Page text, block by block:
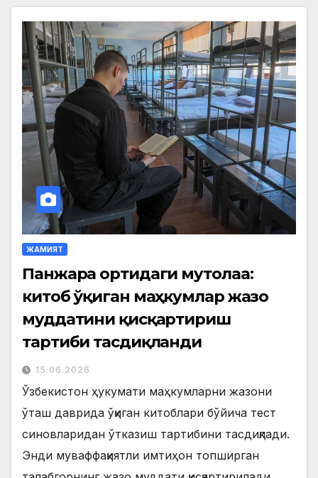
ЖАМИЯТ
Панжара ортидаги мутолаа:
китоб ўқиган маҳкумлар жазо
муддатини қисқартириш
тартиби тасдиқланди
15.06.2026
Ўзбекистон ҳукумати маҳкумларни жазони
ўташ даврида ўқиган китоблари бўйича тест
синовларидан ўтказиш тартибини тасдиқлади.
Энди муваффақиятли имтиҳон топширган